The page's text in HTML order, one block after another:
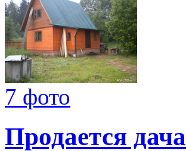
7 фото
Продается дача